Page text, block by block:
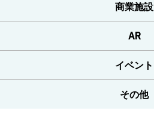
商業施設
AR
イベント
その他